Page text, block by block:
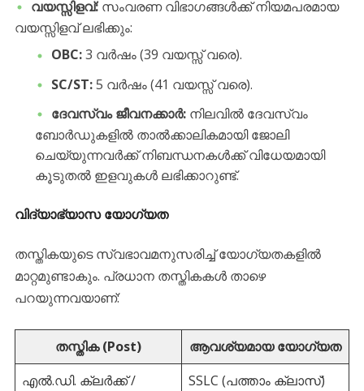
വയസ്സിളവ്:സംവരണ വിഭാഗങ്ങൾക്ക് നിയമപരമായ
വയസ്സിളവ് ലഭിക്കും:
OBC:3 വർഷം (39 വയസ്സ് വരെ).
SC/ST:5 വർഷം (41 വയസ്സ് വരെ).
ദേവസ്വം ജീവനക്കാർ:നിലവിൽ ദേവസ്വം
ബോർഡുകളിൽ താൽക്കാലികമായി ജോലി
ചെയ്യുന്നവർക്ക് നിബന്ധനകൾക്ക് വിധേയമായി
കൂടുതൽ ഇളവുകൾ ലഭിക്കാറുണ്ട്.
വിദ്യാഭ്യാസ യോഗ്യത
​തസ്തികയുടെ സ്വഭാവമനുസരിച്ച് യോഗ്യതകളിൽ
മാറ്റമുണ്ടാകും. പ്രധാന തസ്തികകൾ താഴെ
പറയുന്നവയാണ്:
തസ്തിക (Post)
ആവശ്യമായ യോഗ്യത
എൽ.ഡി. ക്ലർക്ക് /
SSLC (പത്താം ക്ലാസ്)